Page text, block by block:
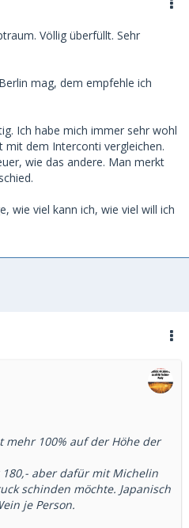
Völlig überfüllt. Sehr
mag, dem empfehle ich
Ich habe mich immer sehr wohl
dem Interconti vergleichen.
wie das andere. Man merkt
wie viel kann ich, wie viel will ich
mehr 100% auf der Höhe der
aber dafür mit Michelin
schinden möchte. Japanisch
je Person.